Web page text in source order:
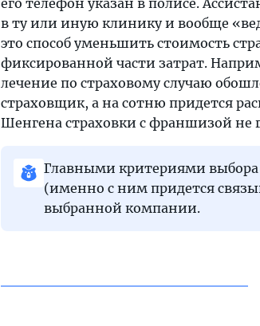
его телефон указан в полисе.
в ту или иную клинику и вообще
это способ уменьшить стоимость
фиксированной части затрат.
лечение по страховому случаю
страховщик, а на сотню придется
Шенгена страховки с франшизой не
Главными критериями выбора
(именно с ним придется
выбранной компании.